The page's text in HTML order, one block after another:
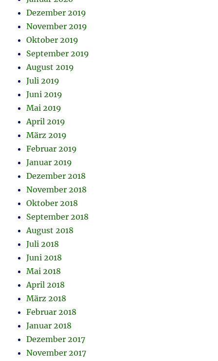
Dezember 2019
November 2019
Oktober 2019
September 2019
August 2019
Juli 2019
Juni 2019
Mai 2019
April 2019
März 2019
Februar 2019
Januar 2019
Dezember 2018
November 2018
Oktober 2018
September 2018
August 2018
Juli 2018
Juni 2018
Mai 2018
April 2018
März 2018
Februar 2018
Januar 2018
Dezember 2017
November 2017